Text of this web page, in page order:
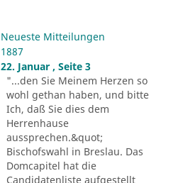
Neueste Mitteilungen
1887
22. Januar , Seite 3
"...den Sie Meinem Herzen so
wohl gethan haben, und bitte
Ich, daß Sie dies dem
Herrenhause
aussprechen.&quot;
Bischofswahl in Breslau. Das
Domcapitel hat die
Candidatenliste aufgestellt